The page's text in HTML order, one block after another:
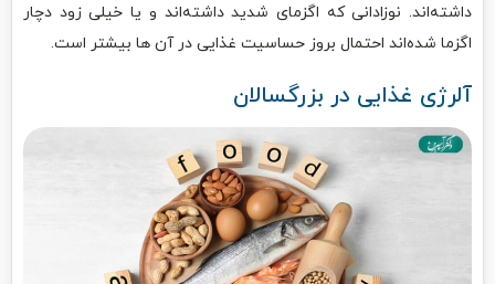
داشته‌اند. نوزادانی که اگزمای شدید داشته‌اند و یا خیلی زود دچار
اگزما شده‌اند احتمال بروز حساسیت غذایی در آن‌ ها بیشتر است.
آلرژی غذایی در بزرگسالان